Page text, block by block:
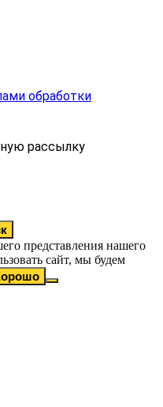
обработки
рассылку
представления нашего
сайт, мы будем